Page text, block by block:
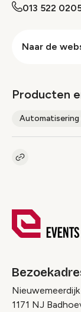
013 522
Naar de
Producten
Kopieer link
Nieuwemeerdijk
1171 NJ